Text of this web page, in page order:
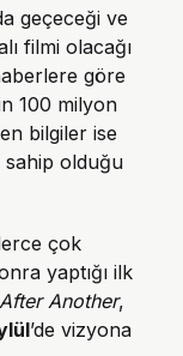
geçeceği ve
filmi olacağı
göre
100 milyon
bilgiler ise
sahip olduğu
çok
yaptığı ilk
Another,
’de vizyona